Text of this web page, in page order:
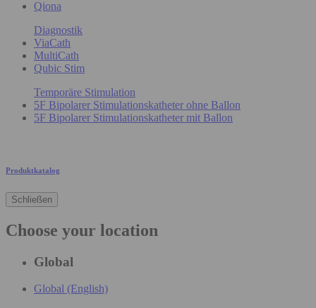
Qiona
Diagnostik
ViaCath
MultiCath
Qubic Stim
Temporäre Stimulation
5F Bipolarer Stimulationskatheter ohne Ballon
5F Bipolarer Stimulationskatheter mit Ballon
Produktkatalog
Schließen
Choose your location
Global
Global (English)